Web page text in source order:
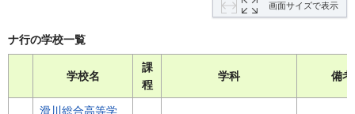
画面サイズで表示
ナ行の学校一覧
学校名
課
程
学科 備考
滑川総合高等学